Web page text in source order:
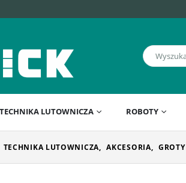
TECHNIKA LUTOWNICZA ROBOTY
TECHNIKA LUTOWNICZA, AKCESORIA, GROTY